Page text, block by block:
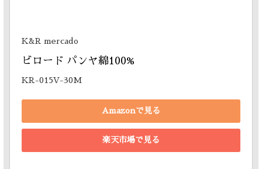
K&R mercado
ビロード パンヤ綿100%
KR-015V-30M
Amazonで見る
楽天市場で見る